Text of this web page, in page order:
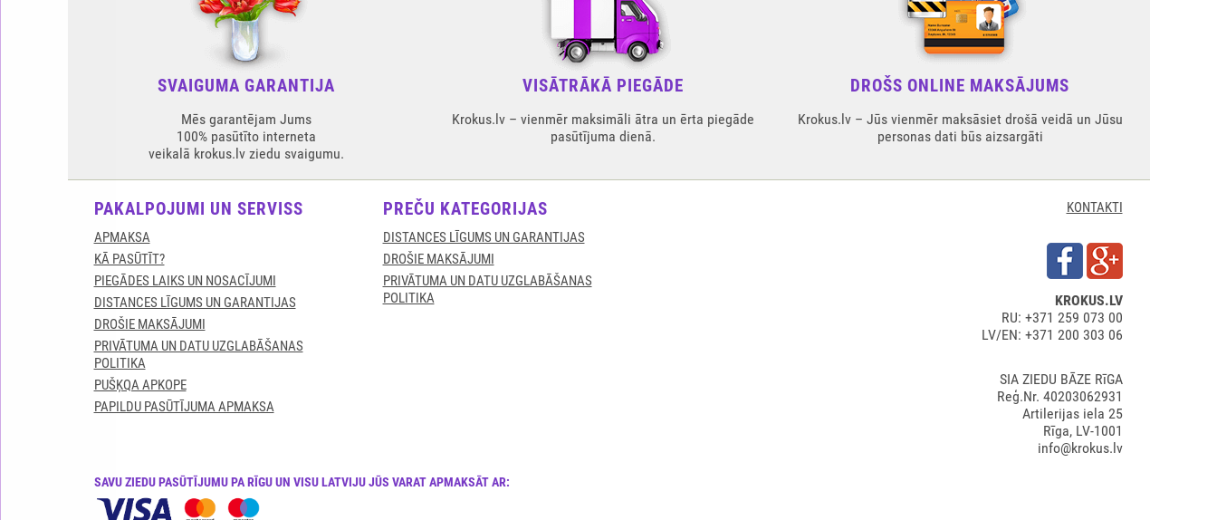
SVAIGUMA GARANTIJA
Mēs garantējam Jums
100% pasūtīto interneta
veikalā krokus.lv ziedu svaigumu.
VISĀTRĀKĀ PIEGĀDE
Krokus.lv – vienmēr maksimāli ātra un ērta piegāde
pasūtījuma dienā.
DROŠS ONLINE MAKSĀJUMS
Krokus.lv – Jūs vienmēr maksāsiet drošā veidā un Jūsu
personas dati būs aizsargāti
PAKALPOJUMI UN SERVISS
APMAKSA
KĀ PASŪTĪT?
PIEGĀDES LAIKS UN NOSACĪJUMI
DISTANCES LĪGUMS UN GARANTIJAS
DROŠIE MAKSĀJUMI
PRIVĀTUMA UN DATU UZGLABĀŠANAS
POLITIKA
PUŠĶQA APKOPE
PAPILDU PASŪTĪJUMA APMAKSA
PREČU KATEGORIJAS
DISTANCES LĪGUMS UN GARANTIJAS
DROŠIE MAKSĀJUMI
PRIVĀTUMA UN DATU UZGLABĀŠANAS
POLITIKA
KONTAKTI
KROKUS.LV
RU: +371 259 073 00
LV/EN: +371 200 303 06
SIA ZIEDU BĀZE RīGA
Reģ.Nr. 40203062931
Artilerijas iela 25
Rīga, LV-1001
info@krokus.lv
SAVU ZIEDU PASŪTĪJUMU PA RĪGU UN VISU LATVIJU JŪS VARAT APMAKSĀT AR: